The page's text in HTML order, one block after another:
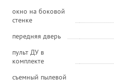
окно на боковой
стенке
передняя дверь
пульт ДУ в
комплекте
съемный пылевой